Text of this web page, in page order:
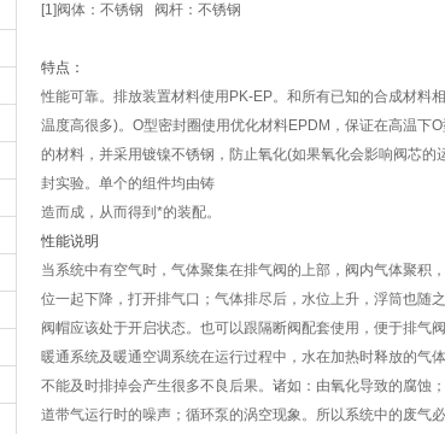
[1]阀体：不锈钢 阀杆：不锈钢
特点：
性能可靠。排放装置材料使用PK-EP。和所有已知的合成材料
温度高很多)。O型密封圈使用优化材料EPDM，保证在高温下
的材料，并采用镀镍不锈钢，防止氧化(如果氧化会影响阀芯
封实验。单个的组件均由铸
造而成，从而得到*的装配。
性能说明
当系统中有空气时，气体聚集在排气阀的上部，阀内气体聚积
位一起下降，打开排气口；气体排尽后，水位上升，浮筒也随
阀帽应该处于开启状态。也可以跟隔断阀配套使用，便于排气阀
暖通系统及暖通空调系统在运行过程中，水在加热时释放的气
不能及时排掉会产生很多不良后果。诸如：由氧化导致的腐蚀
道带气运行时的噪声；循环泵的涡空现象。所以系统中的废气